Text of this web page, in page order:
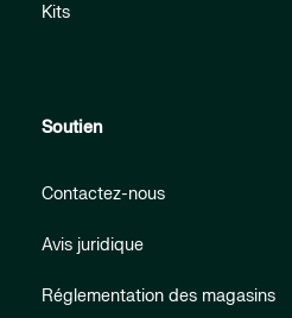
Kits
Soutien
Contactez-nous
Avis juridique
Réglementation des magasins